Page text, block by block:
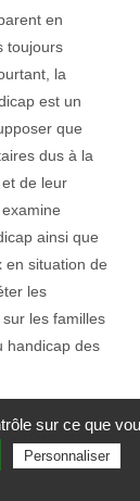
en
toujours
la
est un
que
dus à la
de leur
ainsi que
en situation de
les
les familles
handicap des
en
?
sur ce que
Personnaliser